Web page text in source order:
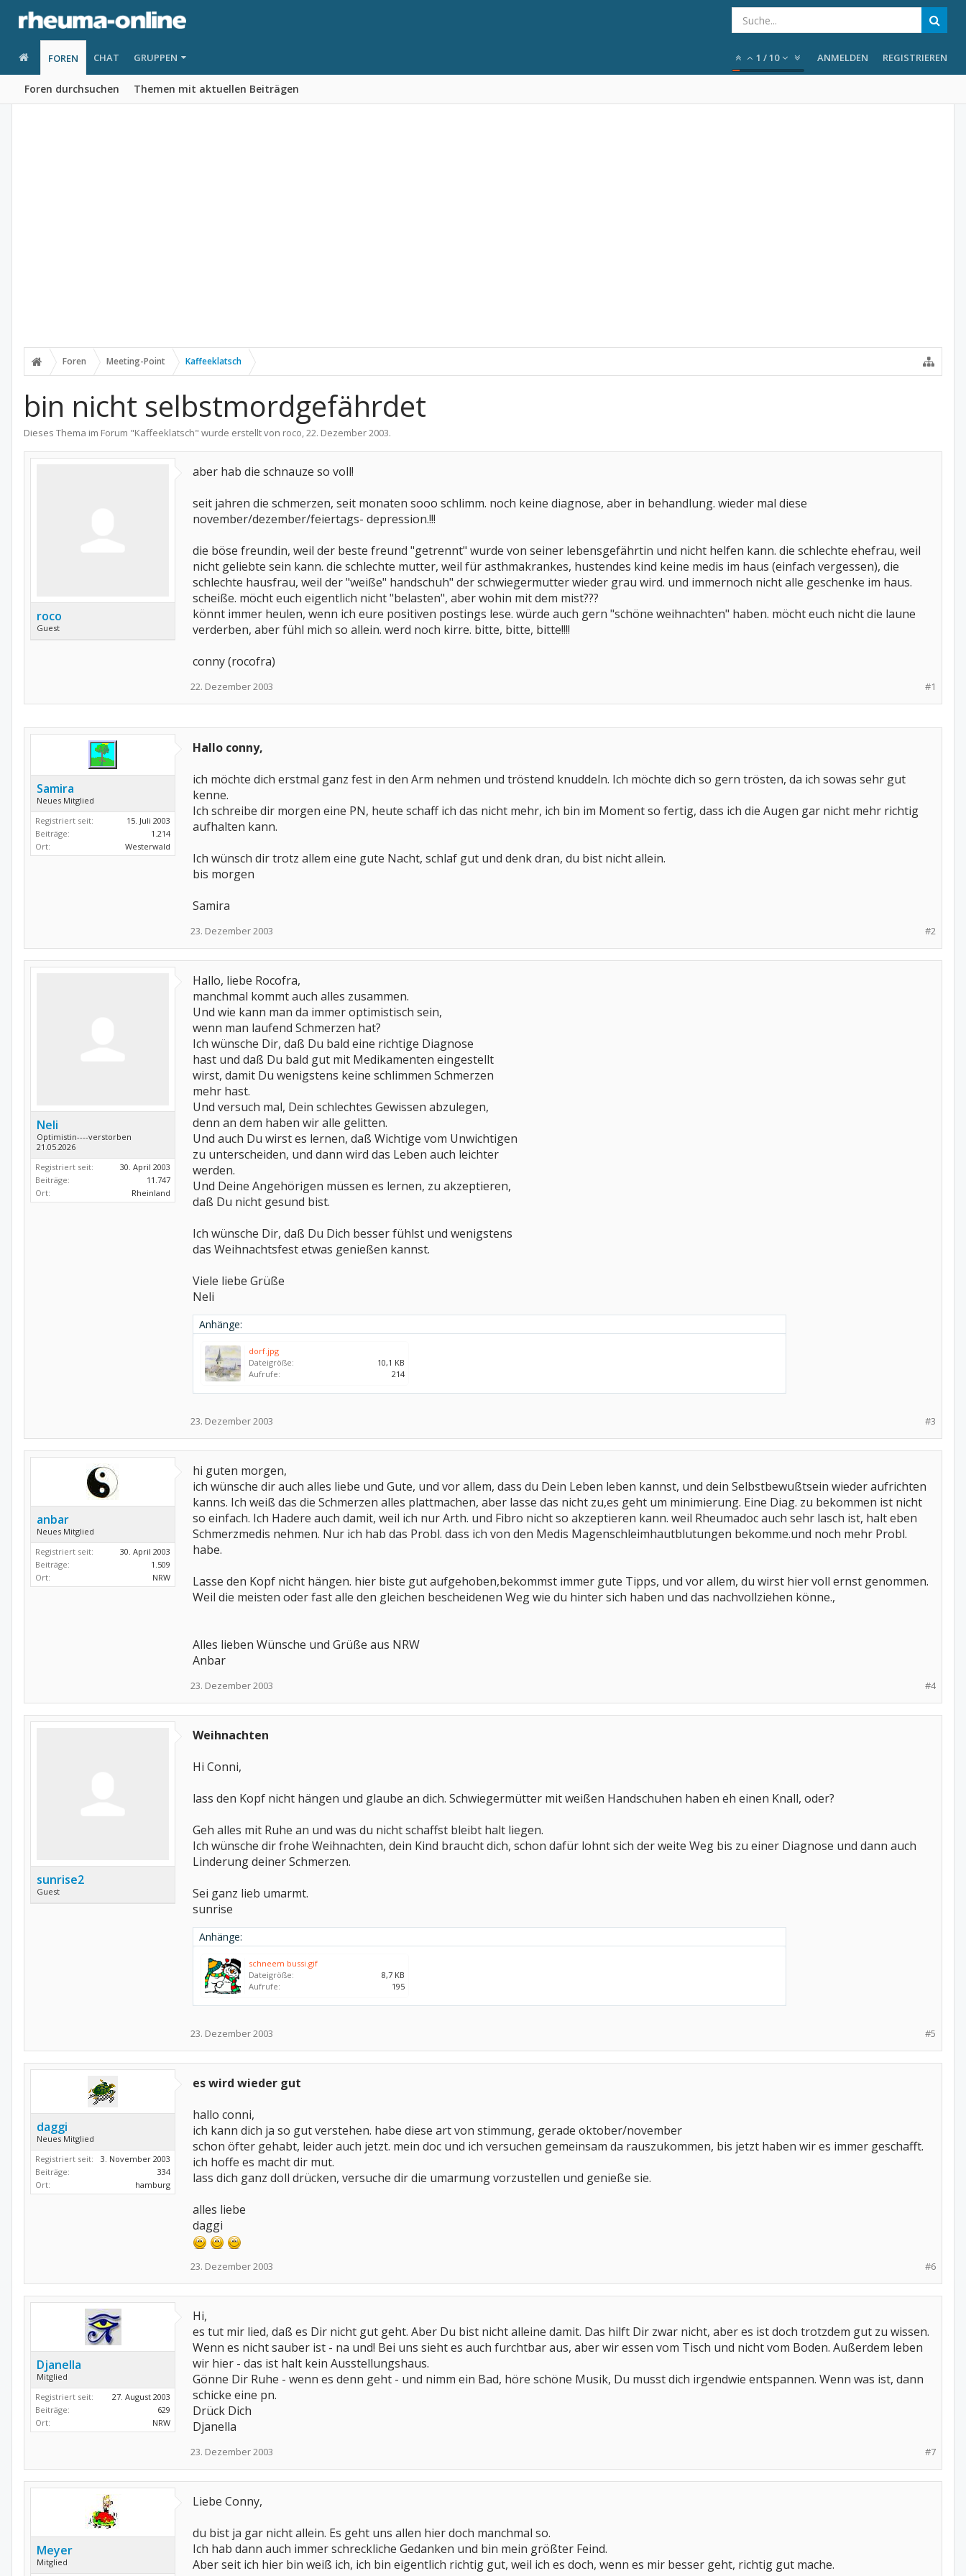
FOREN
Foren durchsuchen Themen mit aktuellen Beiträgen
CHAT GRUPPEN 1 /10 ANMELDEN REGISTRIEREN
Foren Meeting-Point Kaffeeklatsch
bin nicht selbstmordgefährdet
Dieses Thema im Forum "Kaffeeklatsch" wurde erstellt von roco,22. Dezember 2003.
roco
Guest
aber hab die schnauze so voll!
seit jahren die schmerzen, seit monaten sooo schlimm. noch keine diagnose, aber in behandlung. wieder mal diese
november/dezember/feiertags- depression.!!!
die böse freundin, weil der beste freund "getrennt" wurde von seiner lebensgefährtin und nicht helfen kann. die schlechte ehefrau, weil
nicht geliebte sein kann. die schlechte mutter, weil für asthmakrankes, hustendes kind keine medis im haus (einfach vergessen), die
schlechte hausfrau, weil der "weiße" handschuh" der schwiegermutter wieder grau wird. und immernoch nicht alle geschenke im haus.
scheiße. möcht euch eigentlich nicht "belasten", aber wohin mit dem mist???
könnt immer heulen, wenn ich eure positiven postings lese. würde auch gern "schöne weihnachten" haben. möcht euch nicht die laune
verderben, aber fühl mich so allein. werd noch kirre. bitte, bitte, bitte!!!!
conny (rocofra)
#1
22. Dezember 2003
Samira
Neues Mitglied
Registriert seit:
15. Juli 2003
Beiträge:
1.214
Ort:
Westerwald
Hallo conny,
ich möchte dich erstmal ganz fest in den Arm nehmen und tröstend knuddeln. Ich möchte dich so gern trösten, da ich sowas sehr gut
kenne.
Ich schreibe dir morgen eine PN, heute schaff ich das nicht mehr, ich bin im Moment so fertig, dass ich die Augen gar nicht mehr richtig
aufhalten kann.
Ich wünsch dir trotz allem eine gute Nacht, schlaf gut und denk dran, du bist nicht allein.
bis morgen
Samira
#2
23. Dezember 2003
Neli
Optimistin----verstorben
21.05.2026
Registriert seit:
30. April 2003
Beiträge:
11.747
Ort:
Rheinland
Hallo, liebe Rocofra,
manchmal kommt auch alles zusammen.
Und wie kann man da immer optimistisch sein,
wenn man laufend Schmerzen hat?
Ich wünsche Dir, daß Du bald eine richtige Diagnose
hast und daß Du bald gut mit Medikamenten eingestellt
wirst, damit Du wenigstens keine schlimmen Schmerzen
mehr hast.
Und versuch mal, Dein schlechtes Gewissen abzulegen,
denn an dem haben wir alle gelitten.
Und auch Du wirst es lernen, daß Wichtige vom Unwichtigen
zu unterscheiden, und dann wird das Leben auch leichter
werden.
Und Deine Angehörigen müssen es lernen, zu akzeptieren,
daß Du nicht gesund bist.
Ich wünsche Dir, daß Du Dich besser fühlst und wenigstens
das Weihnachtsfest etwas genießen kannst.
Viele liebe Grüße
Neli
Anhänge:
dorf.jpg
Dateigröße:
10,1 KB
Aufrufe:
214
#3
23. Dezember 2003
anbar
Neues Mitglied
Registriert seit:
30. April 2003
Beiträge:
1.509
Ort:
NRW
hi guten morgen,
ich wünsche dir auch alles liebe und Gute, und vor allem, dass du Dein Leben leben kannst, und dein Selbstbewußtsein wieder aufrichten
kanns. Ich weiß das die Schmerzen alles plattmachen, aber lasse das nicht zu,es geht um minimierung. Eine Diag. zu bekommen ist nicht
so einfach. Ich Hadere auch damit, weil ich nur Arth. und Fibro nicht so akzeptieren kann. weil Rheumadoc auch sehr lasch ist, halt eben
Schmerzmedis nehmen. Nur ich hab das Probl. dass ich von den Medis Magenschleimhautblutungen bekomme.und noch mehr Probl.
habe.
Lasse den Kopf nicht hängen. hier biste gut aufgehoben,bekommst immer gute Tipps, und vor allem, du wirst hier voll ernst genommen.
Weil die meisten oder fast alle den gleichen bescheidenen Weg wie du hinter sich haben und das nachvollziehen könne.,
Alles lieben Wünsche und Grüße aus NRW
Anbar
#4
23. Dezember 2003
sunrise2
Guest
Weihnachten
Hi Conni,
lass den Kopf nicht hängen und glaube an dich. Schwiegermütter mit weißen Handschuhen haben eh einen Knall, oder?
Geh alles mit Ruhe an und was du nicht schaffst bleibt halt liegen.
Ich wünsche dir frohe Weihnachten, dein Kind braucht dich, schon dafür lohnt sich der weite Weg bis zu einer Diagnose und dann auch
Linderung deiner Schmerzen.
Sei ganz lieb umarmt.
sunrise
Anhänge:
schneem bussi.gif
Dateigröße:
8,7 KB
Aufrufe:
195
#5
23. Dezember 2003
daggi
Neues Mitglied
Registriert seit:
3. November 2003
Beiträge:
334
Ort:
hamburg
es wird wieder gut
hallo conni,
ich kann dich ja so gut verstehen. habe diese art von stimmung, gerade oktober/november
schon öfter gehabt, leider auch jetzt. mein doc und ich versuchen gemeinsam da rauszukommen, bis jetzt haben wir es immer geschafft.
ich hoffe es macht dir mut.
lass dich ganz doll drücken, versuche dir die umarmung vorzustellen und genieße sie.
alles liebe
daggi
#6
23. Dezember 2003
Djanella
Mitglied
Registriert seit:
27. August 2003
Beiträge:
629
Ort:
NRW
Hi,
es tut mir lied, daß es Dir nicht gut geht. Aber Du bist nicht alleine damit. Das hilft Dir zwar nicht, aber es ist doch trotzdem gut zu wissen.
Wenn es nicht sauber ist - na und! Bei uns sieht es auch furchtbar aus, aber wir essen vom Tisch und nicht vom Boden. Außerdem leben
wir hier - das ist halt kein Ausstellungshaus.
Gönne Dir Ruhe - wenn es denn geht - und nimm ein Bad, höre schöne Musik, Du musst dich irgendwie entspannen. Wenn was ist, dann
schicke eine pn.
Drück Dich
Djanella
#7
23. Dezember 2003
Meyer
Mitglied
Liebe Conny,
du bist ja gar nicht allein. Es geht uns allen hier doch manchmal so.
Ich hab dann auch immer schreckliche Gedanken und bin mein größter Feind.
Aber seit ich hier bin weiß ich, ich bin eigentlich richtig gut, weil ich es doch, wenn es mir besser geht, richtig gut mache.